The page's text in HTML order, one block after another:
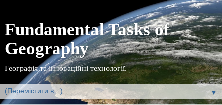
Fundamental Tasks of
Geography
Географія та інноваційні технології.
▼